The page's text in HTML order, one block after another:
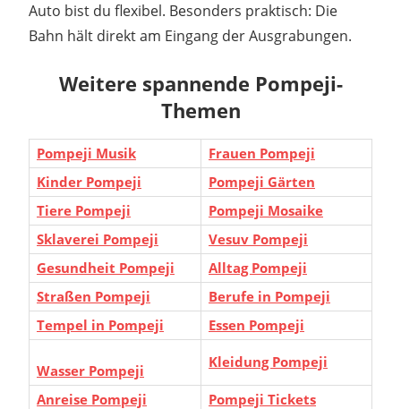
Auto bist du flexibel. Besonders praktisch: Die
Bahn hält direkt am Eingang der Ausgrabungen.
Weitere spannende Pompeji-
Themen
Pompeji Musik
Frauen Pompeji
Kinder Pompeji
Pompeji Gärten
Tiere Pompeji
Pompeji Mosaike
Sklaverei Pompeji
Vesuv Pompeji
Gesundheit Pompeji
Alltag Pompeji
Straßen Pompeji
Berufe in Pompeji
Tempel in Pompeji
Essen Pompeji
Wasser Pompeji Kleidung Pompeji
Anreise Pompeji Pompeji Tickets